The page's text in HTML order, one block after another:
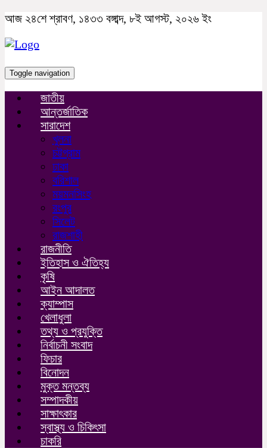
আজ ২৪শে শ্রাবণ, ১৪৩৩ বঙ্গাব্দ, ৮ই আগস্ট, ২০২৬ ইং
Toggle navigation
জাতীয়
আন্তর্জাতিক
সারাদেশ
খুলনা
চট্টগ্রাম
ঢাকা
বরিশাল
ময়মনসিংহ
রংপুর
সিলেট
রাজশাহী
রাজনীতি
ইতিহাস ও ঐতিহ্য
কৃষি
আইন আদালত
ক্যাম্পাস
খেলাধুলা
তথ্য ও প্রযুক্তি
নির্বাচনী সংবাদ
ফিচার
বিনোদন
মুক্ত মন্তব্য
সম্পাদকীয়
সাক্ষাৎকার
স্বাস্থ্য ও চিকিৎসা
চাকরি